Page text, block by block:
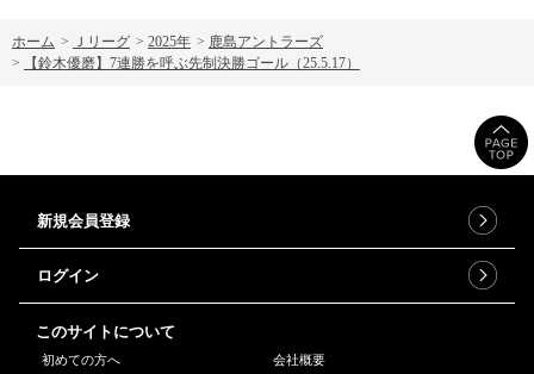
ホーム > Ｊリーグ > 2025年 > 鹿島アントラーズ
>
【鈴木優磨】7連勝を呼ぶ先制決勝ゴール（25.5.17）
新規会員登録
ログイン
このサイトについて
初めての方へ 会社概要